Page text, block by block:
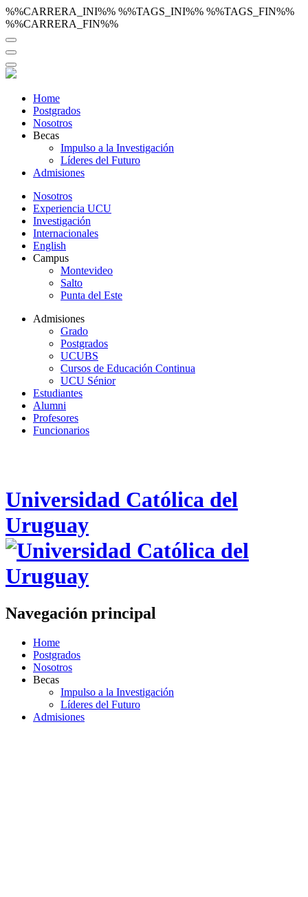
%%CARRERA_INI%% %%TAGS_INI%% %%TAGS_FIN%%
%%CARRERA_FIN%%
Home
Postgrados
Nosotros
Becas
Impulso a la Investigación
Líderes del Futuro
Admisiones
Nosotros
Experiencia UCU
Investigación
Internacionales
English
Campus
Montevideo
Salto
Punta del Este
Admisiones
Grado
Postgrados
UCUBS
Cursos de Educación Continua
UCU Sénior
Estudiantes
Alumni
Profesores
Funcionarios
Universidad Católica del
Uruguay
Navegación principal
Home
Postgrados
Nosotros
Becas
Impulso a la Investigación
Líderes del Futuro
Admisiones